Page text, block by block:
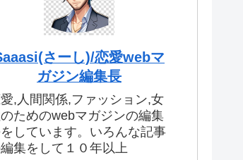
さーし)/恋愛webマ
ガジン編集長
,人間関係,ファッション,女
ためのwebマガジンの編集
しています。いろんな記事
集をして１０年以上